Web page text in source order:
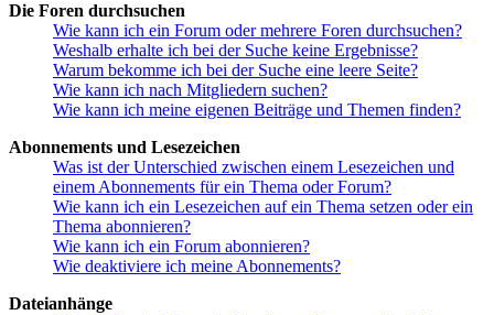
Die Foren durchsuchen
Wie kann ich ein Forum oder mehrere Foren durchsuchen?
Weshalb erhalte ich bei der Suche keine Ergebnisse?
Warum bekomme ich bei der Suche eine leere Seite?
Wie kann ich nach Mitgliedern suchen?
Wie kann ich meine eigenen Beiträge und Themen finden?
Abonnements und Lesezeichen
Was ist der Unterschied zwischen einem Lesezeichen und
einem Abonnements für ein Thema oder Forum?
Wie kann ich ein Lesezeichen auf ein Thema setzen oder ein
Thema abonnieren?
Wie kann ich ein Forum abonnieren?
Wie deaktiviere ich meine Abonnements?
Dateianhänge